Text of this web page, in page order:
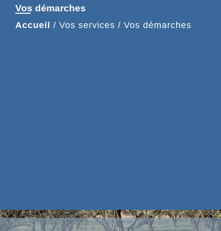
Vos démarches
Accueil / Vos services / Vos démarches